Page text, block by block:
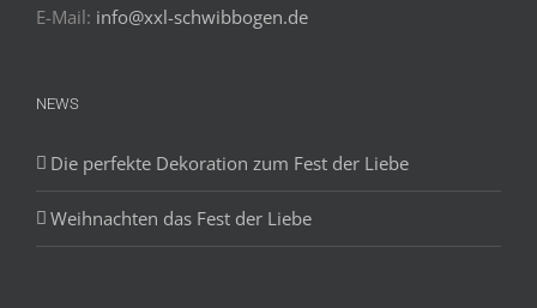
E-Mail: info@xxl-schwibbogen.de
NEWS
Die perfekte Dekoration zum Fest der Liebe
Weihnachten das Fest der Liebe